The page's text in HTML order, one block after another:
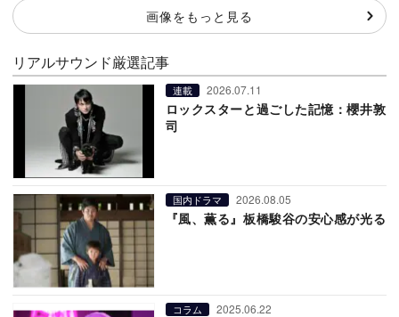
画像をもっと見る
リアルサウンド厳選記事
連載 2026.07.11
ロックスターと過ごした記憶：櫻井敦
司
国内ドラマ 2026.08.05
『風、薫る』板橋駿谷の安心感が光る
コラム 2025.06.22